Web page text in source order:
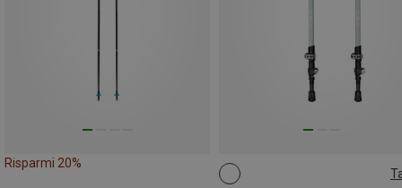
Risparmi 20%
ONE SIZE